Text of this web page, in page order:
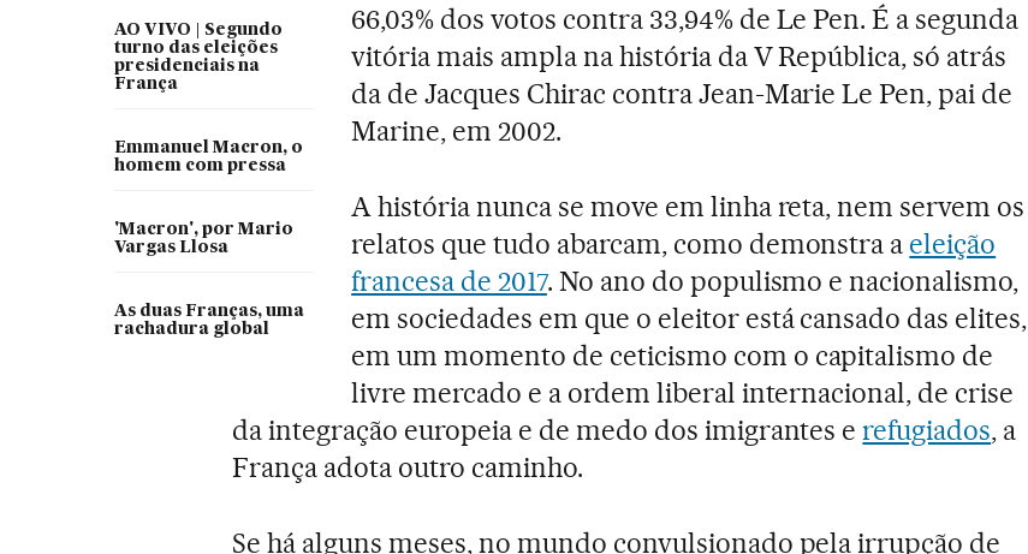
AO VIVO | Segundo
turno das eleições
presidenciais na
França
Emmanuel Macron, o
homem com pressa
'Macron', por Mario
Vargas Llosa
As duas Franças, uma
rachadura global
66,03% dos votos contra 33,94% de Le Pen. É a segunda
vitória mais ampla na história da V República, só atrás
da de Jacques Chirac contra Jean-Marie Le Pen, pai de
Marine, em 2002.
A história nunca se move em linha reta, nem servem os
relatos que tudo abarcam, como demonstra a eleição
francesa de 2017. No ano do populismo e nacionalismo,
em sociedades em que o eleitor está cansado das elites,
em um momento de ceticismo com o capitalismo de
livre mercado e a ordem liberal internacional, de crise
da integração europeia e de medo dos imigrantes erefugiados, a
França adota outro caminho.
Se há alguns meses, no mundo convulsionado pela irrupção de